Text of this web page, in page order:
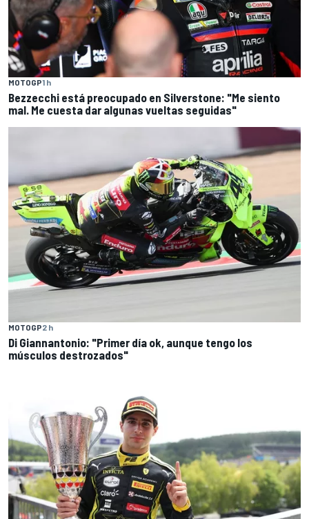
MOTOGP1 h
Bezzecchi está preocupado en Silverstone: "Me siento
mal. Me cuesta dar algunas vueltas seguidas"
MOTOGP2 h
Di Giannantonio: "Primer día ok, aunque tengo los
músculos destrozados"